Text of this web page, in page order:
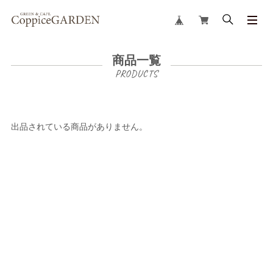
商品一覧
出品されている商品がありません。